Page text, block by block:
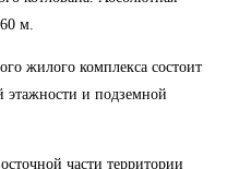
м.
жилого комплекса состоит
этажности и подземной
части территории